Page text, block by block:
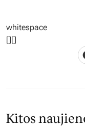
whitespace
[][]
Kitos